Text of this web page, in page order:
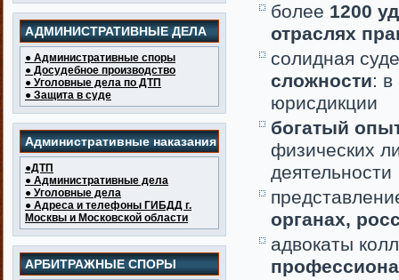
АДМИНИСТРАТИВНЫЕ ДЕЛА
● Административные споры
● Досудебное производство
● Уголовные дела по ДТП
● Защита в суде
Административные наказания
●ДТП
● Административные дела
● Уголовные дела
● Адреса и телефоны ГИБДД г.
Москвы и Московской области
АРБИТРАЖНЫЕ СПОРЫ
более 1200
отраслях
солидная
сложности:
юрисдикции
богатый
физических
деятельности
органах,
адвокаты